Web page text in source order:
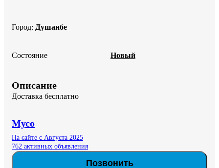
Город: Душанбе
Состояние Новый
Описание
Доставка бесплатно
Мусо
На сайте с Августа 2025
762 активных объявления
Позвонить